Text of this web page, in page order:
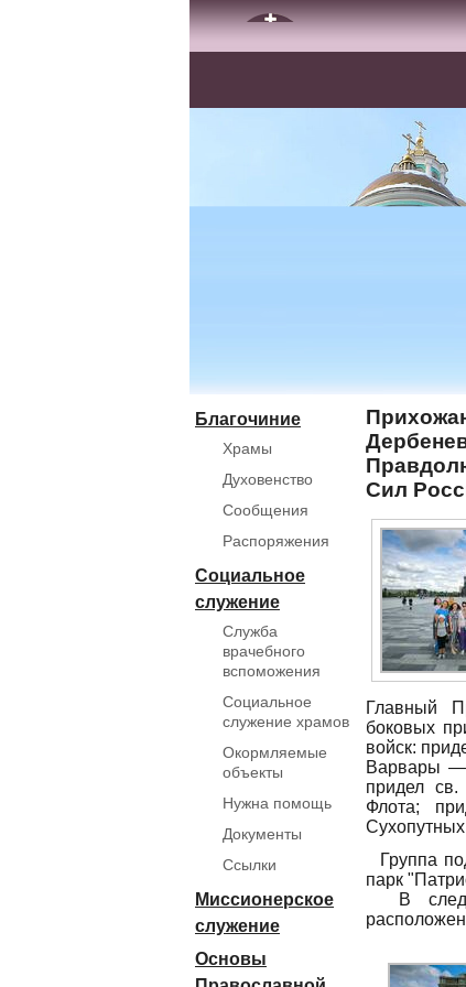
Благочиние
Храмы
Духовенство
Сообщения
Распоряжения
Социальное
служение
Служба
врачебного
вспоможения
Социальное
служение храмов
Окормляемые
объекты
Нужна помощь
Документы
Ссылки
Миссионерское
служение
Основы
Сил
Главный
боковых
войск:
Варвары —
придел
Флота;
Сухопутных
Группа
парк
В